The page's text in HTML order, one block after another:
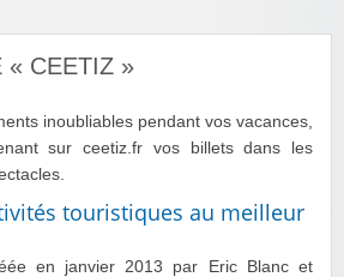
« CEETIZ »
inoubliables pendant vos vacances,
sur ceetiz.fr vos billets dans les
touristiques au meilleur
en janvier 2013 par Eric Blanc et